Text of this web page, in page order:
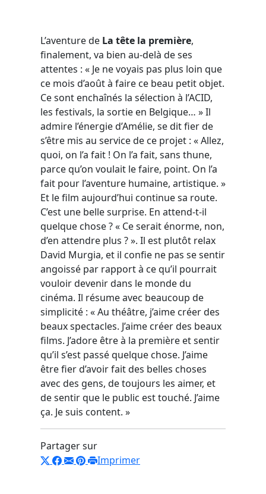
L’aventure de La tête la première,
finalement, va bien au-delà de ses
attentes : « Je ne voyais pas plus loin que
ce mois d’août à faire ce beau petit objet.
Ce sont enchaînés la sélection à l’ACID,
les festivals, la sortie en Belgique… » Il
admire l’énergie d’Amélie, se dit fier de
s’être mis au service de ce projet : « Allez,
quoi, on l’a fait ! On l’a fait, sans thune,
parce qu’on voulait le faire, point. On l’a
fait pour l’aventure humaine, artistique. »
Et le film aujourd’hui continue sa route.
C’est une belle surprise. En attend-t-il
quelque chose ? « Ce serait énorme, non,
d’en attendre plus ? ». Il est plutôt relax
David Murgia, et il confie ne pas se sentir
angoissé par rapport à ce qu’il pourrait
vouloir devenir dans le monde du
cinéma. Il résume avec beaucoup de
simplicité : « Au théâtre, j’aime créer des
beaux spectacles. J’aime créer des beaux
films. J’adore être à la première et sentir
qu’il s’est passé quelque chose. J’aime
être fier d’avoir fait des belles choses
avec des gens, de toujours les aimer, et
de sentir que le public est touché. J’aime
ça. Je suis content. »
Partager sur
Imprimer